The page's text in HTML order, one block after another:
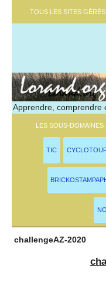
TOUS LES SITES GÉRÉS
Apprendre, comprendre
LES SOUS-
TIC
challengeAZ-2020